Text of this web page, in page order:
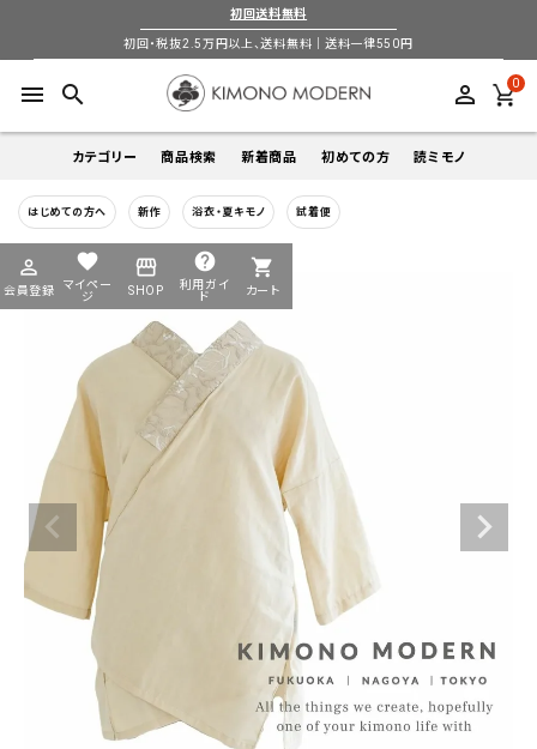
初回送料無料
初回・税抜2.5万円以上、送料無料｜送料一律550円
menu search perm_identity 0
カテゴリー
着物
帯
羽織
襦袢
小物
商品検索
キーワードから探す
季節から探す
通年 夏季以外通年
カテゴリーから探す
着物 帯 小物
タイプから探す
カジュアル フォーマル
商品タイプ
新着商品 初めての方 読ミモノ
はじめての方へ 新作 浴衣・夏キモノ 試着便
perm_identity
会員登録
favorite
マイペー
ジ
storefront
SHOP
help
利用ガイ
ド
shopping_cart
カート
ログイン perm_identity 会員登録
ようこそ ゲスト 様